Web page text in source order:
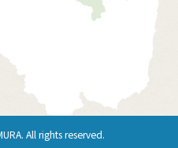
All rights reserved.